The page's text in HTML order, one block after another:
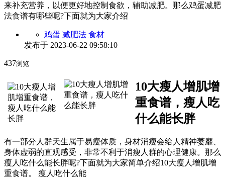
来补充营养，以便更好地控制食欲，辅助减肥。那么鸡蛋减肥
法食谱有哪些呢?下面就为大家介绍
鸡蛋 减肥法 食材
发布于 2023-06-22 09:58:10
437浏览
10大瘦人增肌增
重食谱，瘦人吃
什么能长胖
有一部分人群天生属于易瘦体质，身材消瘦会给人精神萎靡、
身体虚弱的直观感受，非常不利于消瘦人群的心理健康。那么
瘦人吃什么能长胖呢?下面就为大家简单介绍10大瘦人增肌增
重食谱。 瘦人吃什么能